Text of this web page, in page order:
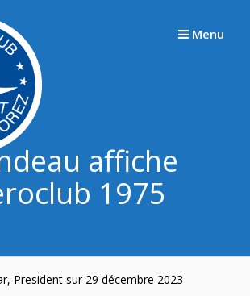
Menu
affiche
1975
President sur 29 décembre 2023